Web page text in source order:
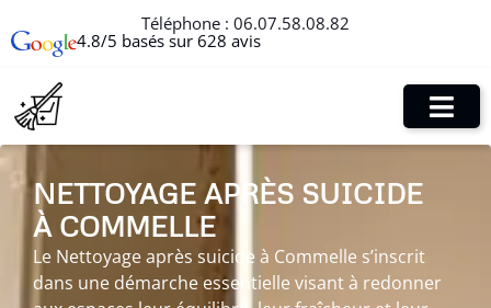
Téléphone : 06.07.58.08.82
4.8/5 basés sur 628 avis
NETTOYAGE APRÈS SUICIDE
À COMMELLE
Le Nettoyage après suicide à Commelle s’inscrit
dans une démarche essentielle visant à redonner